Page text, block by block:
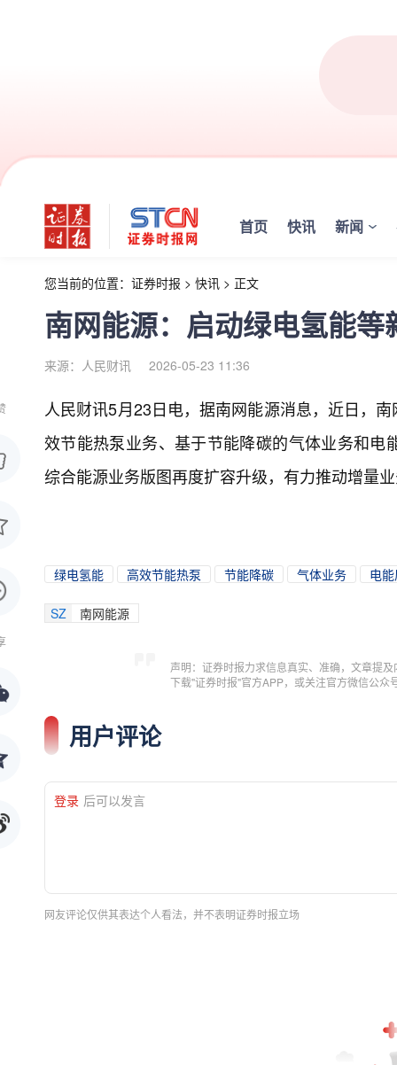
首页 快讯 新闻
您当前的位置： 证券时报 > 快讯 > 正文
南网能源：启动绿电氢能等
来源：人民财讯 2026-05-23 11:36
人民财讯5月23日电，据南网能源消息，近日，
效节能热泵业务、基于节能降碳的气体业务和
综合能源业务版图再度扩容升级，有力推动增量
绿电氢能 高效节能热泵 节能降碳 气体业务 电
SZ 南网能源
声明：证券时报力求信息真实、准确，文章提
下载"证券时报"官方APP，或关注官方微信公
用户评论
登录 后可以发言
网友评论仅供其表达个人看法，并不表明证券时报立场